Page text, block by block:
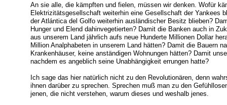
An sie alle, die kämpften und fielen, müssen wir denken. Wofür
Elektrizitätsgesellschaft weiterhin eine Gesellschaft der Yankees
der Atlántica del Golfo weiterhin ausländischer Besitz blieben?
Hunger und Elend dahinvegetierten? Damit die Banken auch in
aus unserem Land jährlich aufs neue Hunderte Millionen Dollar
Million Analphabeten in unserem Land hätten? Damit die Bauern
Krankenhäuser, keine anständigen Wohnungen hätten? Damit
nachdem es angeblich seine Unabhängigkeit errungen hatte?
Ich sage das hier natürlich nicht zu den Revolutionären, denn
ihnen darüber zu sprechen. Sprechen muß man zu den
jenen, die nicht verstehen, warum dieses und weshalb jenes.